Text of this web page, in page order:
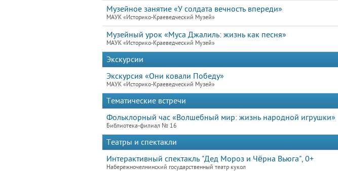
Музейное занятие «У солдата вечность впереди»
МАУК «Историко-Краеведческий Музей»
Музейный урок «Муса Джалиль: жизнь как песня»
МАУК «Историко-Краеведческий Музей»
Экскурсии
Экскурсия «Они ковали Победу»
МАУК «Историко-Краеведческий Музей»
Тематические встречи
Фольклорный час «Волшебный мир: жизнь народной игрушки»
Библиотека-филиал № 16
Театры и спектакли
Интерактивный спектакль "Дед Мороз и Чёрна Вьюга", 0+
Набережночелнинский государственный театр кукол